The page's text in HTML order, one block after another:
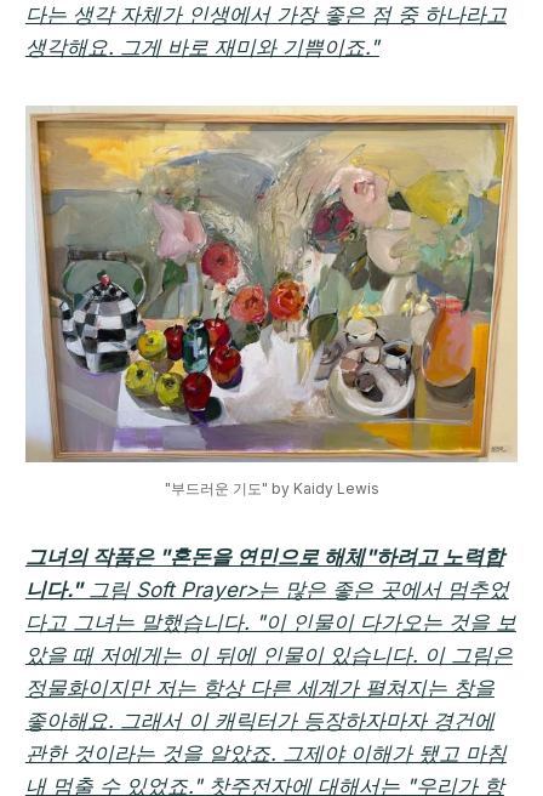
다는 생각 자체가 인생에서 가장 좋은 점 중 하나라고
생각해요. 그게 바로 재미와 기쁨이죠."
"부드러운 기도" by Kaidy Lewis
그녀의 작품은 "혼돈을 연민으로 해체"하려고 노력합
니다."그림 Soft Prayer>는 많은 좋은 곳에서 멈추었
다고 그녀는 말했습니다. "이 인물이 다가오는 것을 보
았을 때 저에게는 이 뒤에 인물이 있습니다. 이 그림은
정물화이지만 저는 항상 다른 세계가 펼쳐지는 창을
좋아해요. 그래서 이 캐릭터가 등장하자마자 경건에
관한 것이라는 것을 알았죠. 그제야 이해가 됐고 마침
내 멈출 수 있었죠." 찻주전자에 대해서는 "우리가 항